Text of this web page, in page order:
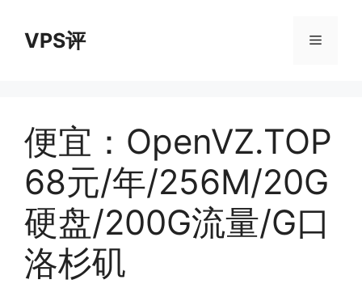
VPS评 菜
便宜：OpenVZ.TOP
68元/年/256M/20G
硬盘/200G流量/G口
洛杉矶